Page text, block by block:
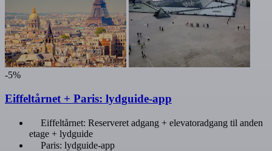
-5%
Eiffeltårnet + Paris: lydguide-app
Eiffeltårnet: Reserveret adgang + elevatoradgang til anden
etage + lydguide
Paris: lydguide-app